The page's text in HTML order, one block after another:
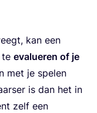
kan een
te eva­lu­e­ren of je
met je spe­len
is dan het in
zelf een